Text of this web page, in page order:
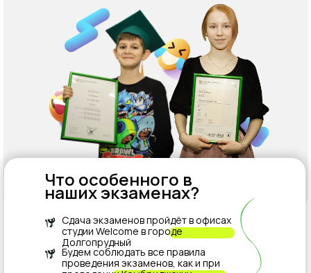
Что особенного в
наших экзаменах?
Будем соблюдать все правила
проведения экзаменов, как и при
Сдача экзаменов пройдёт в офисах
студии Welcome в городе
Долгопрудный